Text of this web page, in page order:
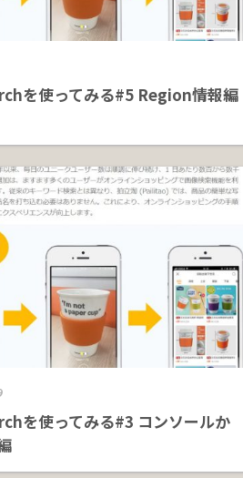
を使ってみる#5 Region情報編
を使ってみる#3 コンソールか